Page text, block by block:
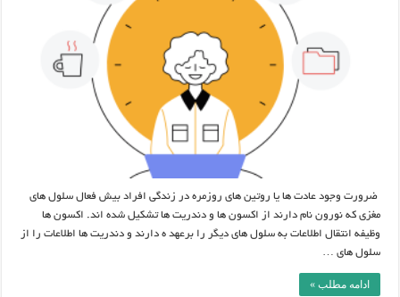
ها
روتین
فعال
ضرورت وجود عادت ها یا روتین های روزمره در زندگی افراد بیش فعال سلول های
مغزی که نورون نام دارند از اکسون ها و دندریت ها تشکیل شده اند. اکسون ها
وظیفه انتقال اطلاعات به سلول های دیگر را برعهد ه دارند و دندریت ها اطلاعات را از
سلول های …
ادامه مطلب »